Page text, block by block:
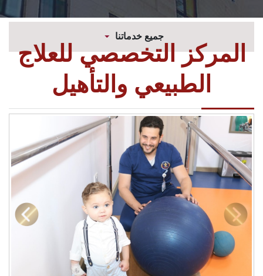
جميع خدماتنا
المركز التخصصي للعلاج
الطبيعي والتأهيل